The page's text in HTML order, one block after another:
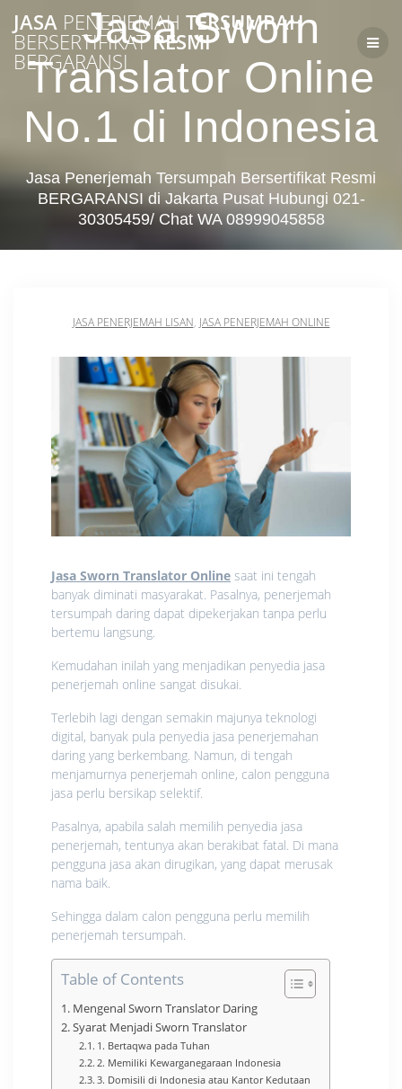
Skip
to
content
JASA PENERJEMAH TERSUMPAH
BERSERTIFIKATRESMI
BERGARANSI
Jasa Sworn
Translator Online
No.1 di Indonesia
Jasa Penerjemah Tersumpah Bersertifikat Resmi
BERGARANSI di Jakarta Pusat Hubungi 021-
30305459/ Chat WA 08999045858
JASA PENERJEMAH LISAN, JASA PENERJEMAH ONLINE
Jasa Sworn Translator Online saat ini tengah
banyak diminati masyarakat. Pasalnya, penerjemah
tersumpah daring dapat dipekerjakan tanpa perlu
bertemu langsung.
Kemudahan inilah yang menjadikan penyedia jasa
penerjemah online sangat disukai.
Terlebih lagi dengan semakin majunya teknologi
digital, banyak pula penyedia jasa penerjemahan
daring yang berkembang. Namun, di tengah
menjamurnya penerjemah online, calon pengguna
jasa perlu bersikap selektif.
Pasalnya, apabila salah memilih penyedia jasa
penerjemah, tentunya akan berakibat fatal. Di mana
pengguna jasa akan dirugikan, yang dapat merusak
nama baik.
Sehingga dalam calon pengguna perlu memilih
penerjemah tersumpah.
Table of Contents
Mengenal Sworn Translator Daring
Syarat Menjadi Sworn Translator
1. Bertaqwa pada Tuhan
2. Memiliki Kewarganegaraan Indonesia
3. Domisili di Indonesia atau Kantor Kedutaan